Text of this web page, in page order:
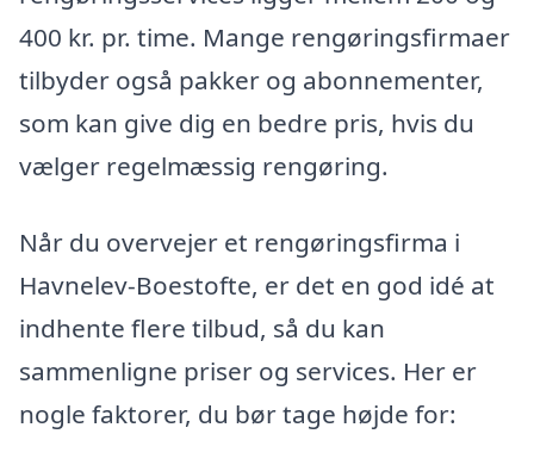
400 kr. pr. time. Mange rengøringsfirmaer
tilbyder også pakker og abonnementer,
som kan give dig en bedre pris, hvis du
vælger regelmæssig rengøring.
Når du overvejer et rengøringsfirma i
Havnelev-Boestofte, er det en god idé at
indhente flere tilbud, så du kan
sammenligne priser og services. Her er
nogle faktorer, du bør tage højde for: